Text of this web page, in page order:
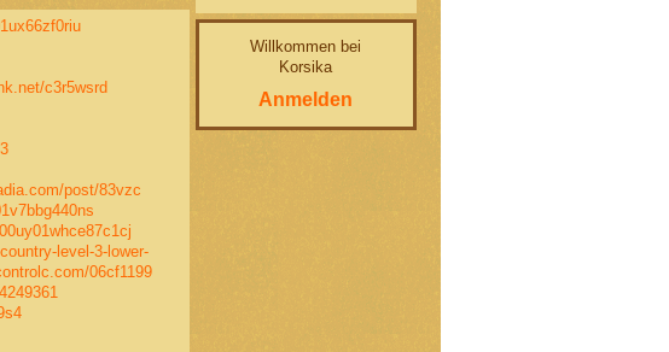
c3r5wsrd
post/83vzc
level-3-lower-
06cf1199
Willkommen bei
Korsika
Anmelden